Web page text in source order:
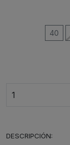
40
DESCRIPCIÓN: